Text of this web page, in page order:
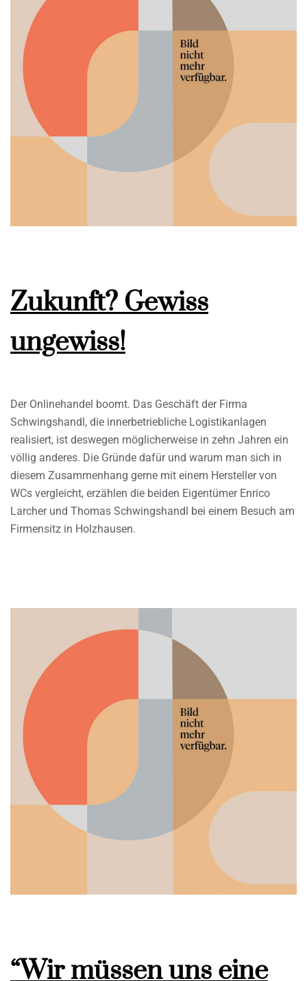
Zukunft? Gewiss
ungewiss!
Der Onlinehandel boomt. Das Geschäft der Firma
Schwingshandl, die innerbetriebliche Logistikanlagen
realisiert, ist deswegen möglicherweise in zehn Jahren ein
völlig anderes. Die Gründe dafür und warum man sich in
diesem Zusammenhang gerne mit einem Hersteller von
WCs vergleicht, erzählen die beiden Eigentümer Enrico
Larcher und Thomas Schwingshandl bei einem Besuch am
Firmensitz in Holzhausen.
“Wir müssen uns eine